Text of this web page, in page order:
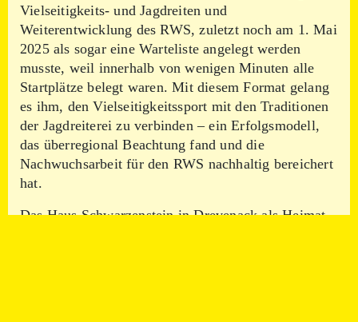
Vielseitigkeits- und Jagdreiten und
Weiterentwicklung des RWS, zuletzt noch am 1. Mai
2025 als sogar eine Warteliste angelegt werden
musste, weil innerhalb von wenigen Minuten alle
Startplätze belegt waren. Mit diesem Format gelang
es ihm, den Vielseitigkeitssport mit den Traditionen
der Jagdreiterei zu verbinden – ein Erfolgsmodell,
das überregional Beachtung fand und die
Nachwuchsarbeit für den RWS nachhaltig bereichert
hat.
Das Haus Schwarzenstein in Drevenack als Heimat